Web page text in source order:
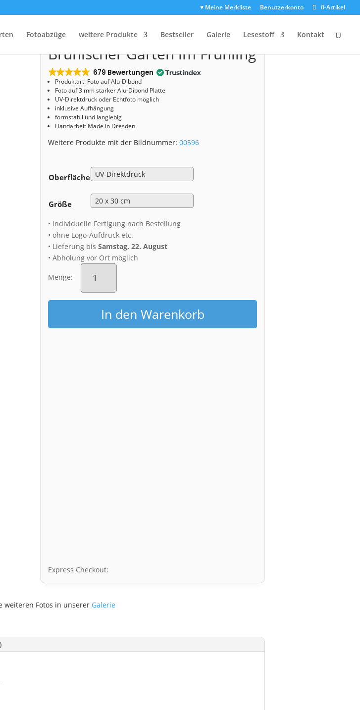
♥ Meine Merkliste Benutzerkonto 0-Artikel
Fotoabzüge weitere Produkte Bestseller Galerie Lesestoff Kontakt
Dibond (00596) Brühlscher Garten im Frühling
Alu-Dibond (00596)
Brühlscher Garten im Frühling
679 Bewertungen
Produktart: Foto auf Alu-Dibond
Foto auf 3 mm starker Alu-Dibond Platte
UV-Direktdruck oder Echtfoto möglich
inklusive Aufhängung
formstabil und langlebig
Handarbeit Made in Dresden
Weitere Produkte mit der Bildnummer:00596
Oberfläche
Größe
• individuelle Fertigung nach Bestellung
• ohne Logo-Aufdruck etc.
• Lieferung bisSamstag, 22. August
• Abholung vor Ort möglich
Menge:
Alu-
Dibond
Brühlscher
Garten
Frühling
Menge
In den Warenkorb
Express Checkout:
weiteren Fotos in unserer Galerie